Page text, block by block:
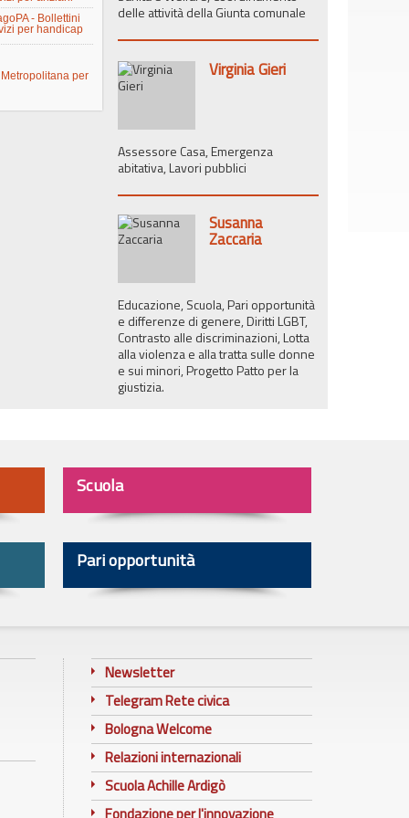
delle attività della Giunta comunale
Virginia Gieri
Assessore Casa, Emergenza
abitativa, Lavori pubblici
Susanna
Zaccaria
Educazione, Scuola, Pari opportunità
e differenze di genere, Diritti LGBT,
Contrasto alle discriminazioni, Lotta
alla violenza e alla tratta sulle donne
e sui minori, Progetto Patto per la
giustizia.
- Bollettini
per handicap
per
Scuola
Pari opportunità
Newsletter
Telegram Rete civica
Bologna Welcome
Relazioni internazionali
Scuola Achille Ardigò